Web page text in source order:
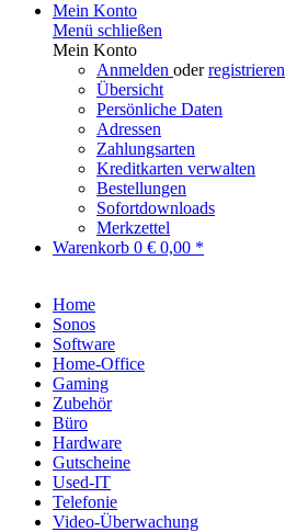
Mein Konto
Menü schließen
Mein Konto
Anmelden oderregistrieren
Übersicht
Persönliche Daten
Adressen
Zahlungsarten
Kreditkarten verwalten
Bestellungen
Sofortdownloads
Merkzettel
Warenkorb 0 € 0,00 *
Home
Sonos
Software
Home-Office
Gaming
Zubehör
Büro
Hardware
Gutscheine
Used-IT
Telefonie
Video-Überwachung